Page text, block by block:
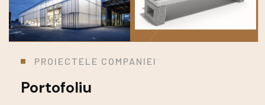
PROIECTELE COMPANIEI
Portofoliu